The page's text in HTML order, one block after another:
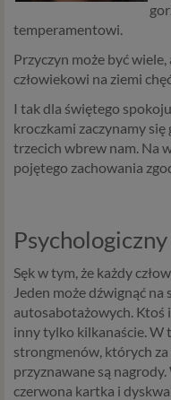
temperamentowi.
Przyczyn może być wiele,
człowiekowi na ziemi
I tak dla świętego
kroczkami zaczynamy się
trzecich wbrew nam. Na
pojętego zachowania
Sęk w tym, że każdy
Jeden może dźwignąć
autosabotażowych. Ktoś
inny tylko kilkanaście. W
strongmenów, których za
przyznawane są
czerwona kartka i